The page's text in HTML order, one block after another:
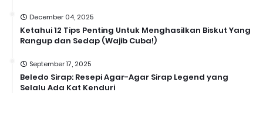
December 04, 2025
Ketahui 12 Tips Penting Untuk Menghasilkan Biskut Yang
Rangup dan Sedap (Wajib Cuba!)
September 17, 2025
Beledo Sirap: Resepi Agar-Agar Sirap Legend yang
Selalu Ada Kat Kenduri